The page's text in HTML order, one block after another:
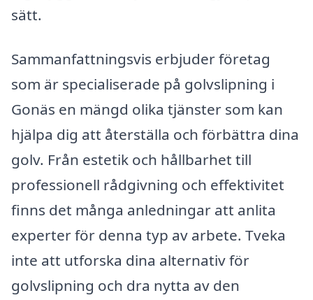
sätt.
Sammanfattningsvis erbjuder företag
som är specialiserade på golvslipning i
Gonäs en mängd olika tjänster som kan
hjälpa dig att återställa och förbättra dina
golv. Från estetik och hållbarhet till
professionell rådgivning och effektivitet
finns det många anledningar att anlita
experter för denna typ av arbete. Tveka
inte att utforska dina alternativ för
golvslipning och dra nytta av den